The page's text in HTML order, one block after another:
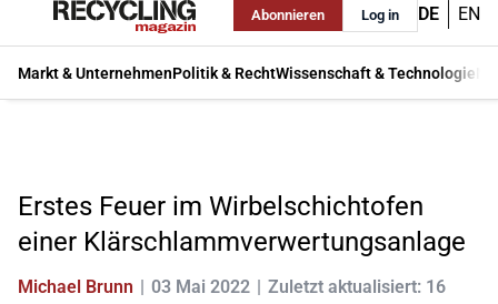
Abonnieren Log in DE EN
Markt & UnternehmenPolitik & RechtWissenschaft & Technologie
Erstes Feuer im Wirbelschichtofen
einer Klärschlammverwertungsanlage
Michael Brunn 03 Mai 2022
Zuletzt aktualisiert: 16